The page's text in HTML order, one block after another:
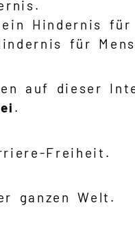
Hindernis für
für
auf dieser
.
Freiheit.
ganzen Welt.